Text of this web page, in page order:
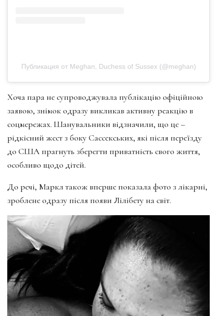
Публикация от Meghan, Duchess of Sussex (@meghan)
Хоча пара не супроводжувала публікацію офіційною
заявою, знімок одразу викликав активну реакцію в
соцмережах. Шанувальники відзначили, що це –
рідкісний жест з боку Сассекських, які після переїзду
до США прагнуть зберегти приватність свого життя,
особливо щодо дітей.
До речі, Маркл також вперше показала фото з лікарні,
зроблене одразу після появи Лілібету на світ.